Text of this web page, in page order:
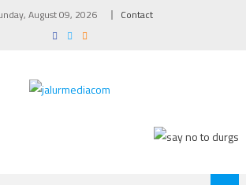
August 09, 2026 Contact